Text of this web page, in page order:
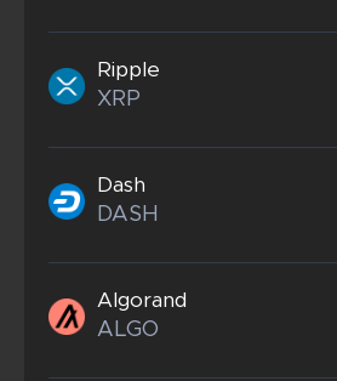
Ripple
XRP
Dash
DASH
Algorand
ALGO